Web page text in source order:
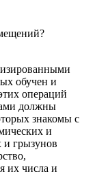
обучен и
операций
должны
знакомы с
и
и грызунов
их числа и